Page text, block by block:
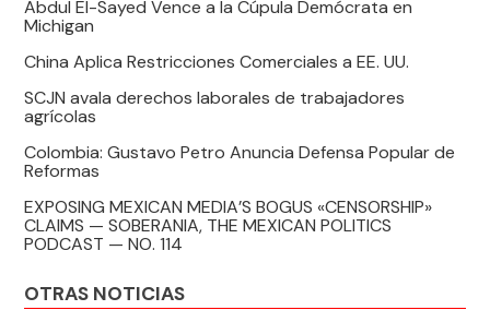
Abdul El-Sayed Vence a la Cúpula Demócrata en
Michigan
China Aplica Restricciones Comerciales a EE. UU.
SCJN avala derechos laborales de trabajadores
agrícolas
Colombia: Gustavo Petro Anuncia Defensa Popular de
Reformas
EXPOSING MEXICAN MEDIA’S BOGUS «CENSORSHIP»
CLAIMS — SOBERANIA, THE MEXICAN POLITICS
PODCAST — NO. 114
OTRAS NOTICIAS